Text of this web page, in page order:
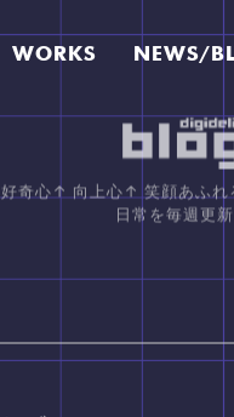
WORKS NEWS/
好奇心↑ 向上心↑ 笑顔あふれ
日常を毎週更新